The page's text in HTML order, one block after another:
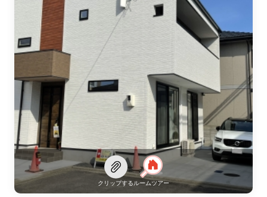
クリップするルームツアー